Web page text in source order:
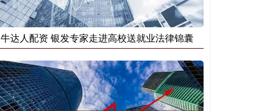
牛达人配资 银发专家走进高校送就业法律锦囊